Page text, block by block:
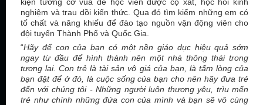
nghiệm và trau dồi kiến thức. Qua đó tìm kiếm những em có
tố chất và năng khiếu để đào tạo nguồn vận động viên cho
đội tuyển Thành Phố và Quốc Gia.
“Hãy để con của bạn có một nền giáo dục hiệu quả sớm
ngay từ đầu để hình thành nên một nhà thông thái trong
tương lai. Con trẻ là tài sản vô giá của bạn, là tấm lòng của
bạn đặt để ở đó, là cuộc sống của bạn cho nên hãy đưa trẻ
đến với chúng tôi - Những người luôn thương yêu, trìu mến
trẻ như chính những đứa con của mình và bạn sẽ vô cùng